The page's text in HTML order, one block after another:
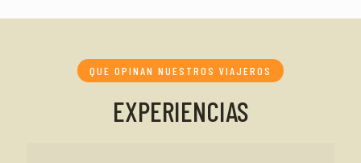
QUE OPINAN NUESTROS VIAJEROS
EXPERIENCIAS